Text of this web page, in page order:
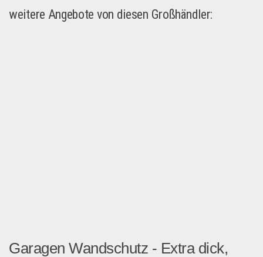
weitere Angebote von diesen Großhändler:
Garagen Wandschutz - Extra dick,